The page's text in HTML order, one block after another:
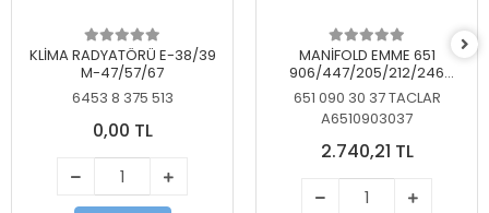
KLİMA RADYATÖRÜ E-38/39
M-47/57/67
6453 8 375 513
0,00 TL
MANİFOLD EMME 651
906/447/205/212/246
KELEBEKSİZ
651 090 30 37 TACLAR
A6510903037
2.740,21 TL